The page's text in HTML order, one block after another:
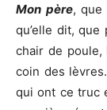
Mon père, que
qu’elle dit,
chair de
coin des
qui ont ce truc